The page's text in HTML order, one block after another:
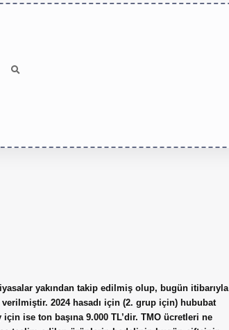
yakından takip edilmiş olup, bugün itibarıyla
2024 hasadı için (2. grup için) hububat
ise ton başına 9.000 TL’dir. TMO ücretleri ne